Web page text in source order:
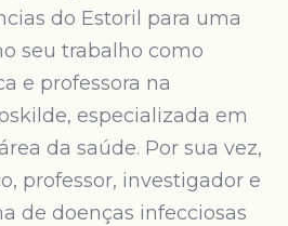
do Estoril para uma
seu trabalho como
e professora na
especializada em
da saúde. Por sua vez,
professor, investigador e
de doenças infecciosas